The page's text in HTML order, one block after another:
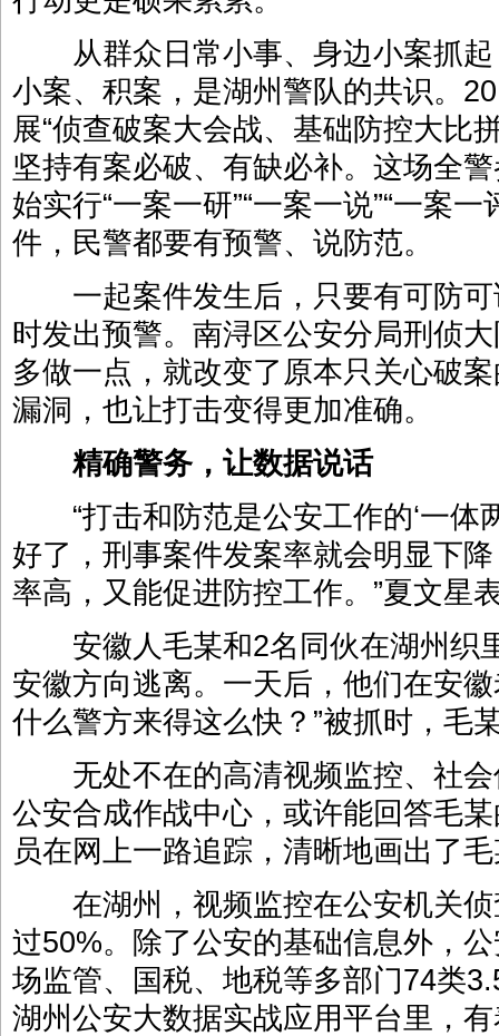
从群众日常小事、身边小案抓起
小案、积案，是湖州警队的共识。
展“侦查破案大会战、基础防控大比
坚持有案必破、有缺必补。这场全
始实行“一案一研”“一案一说”“一案
件，民警都要有预警、说防范。
一起案件发生后，只要有可防可
时发出预警。南浔区公安分局刑侦
多做一点，就改变了原本只关心破
漏洞，也让打击变得更加准确。
精确警务，让数据说话
“打击和防范是公安工作的‘一体
好了，刑事案件发案率就会明显下
率高，又能促进防控工作。”夏文星
安徽人毛某和2名同伙在湖州织
安徽方向逃离。一天后，他们在安
什么警方来得这么快？”被抓时，毛
无处不在的高清视频监控、社会
公安合成作战中心，或许能回答毛
员在网上一路追踪，清晰地画出了
在湖州，视频监控在公安机关侦
过50%。除了公安的基础信息外，
场监管、国税、地税等多部门74类
湖州公安大数据实战应用平台里，